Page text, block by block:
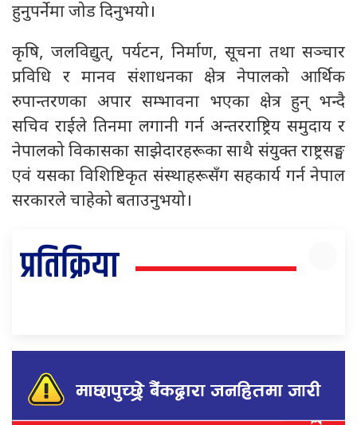
हुनुपर्नेमा जोड दिनुभयो।
कृषि, जलविद्युत्, पर्यटन, निर्माण, सूचना तथा सञ्चार
प्रविधि र मानव संशाधनका क्षेत्र नेपालको आर्थिक
रुपान्तरणका अपार सम्भावना भएका क्षेत्र हुन् भन्दै
सचिव राईले तिनमा लगानी गर्न अन्तरराष्ट्रिय समुदाय र
नेपालको विकासका साझेदारहरूका साथै संयुक्त राष्ट्रसङ्घ
एवं यसका विशिष्टिकृत संस्थाहरूसँग सहकार्य गर्न नेपाल
सरकारले चाहेको बताउनुभयो।
प्रतिक्रिया